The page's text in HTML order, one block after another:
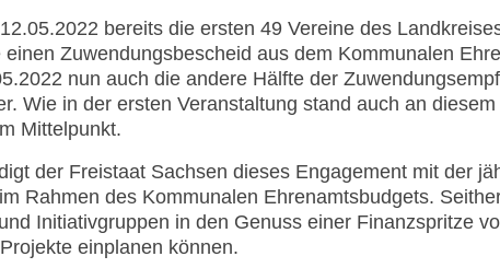
bereits die ersten 49 Vereine des
einen Zuwendungsbescheid aus dem Kommunalen
nun auch die andere Hälfte der
Wie in der ersten Veranstaltung stand auch an
Mittelpunkt.
der Freistaat Sachsen dieses Engagement mit der
Rahmen des Kommunalen Ehrenamtsbudgets.
Initiativgruppen in den Genuss einer Finanzspritze
einplanen können.